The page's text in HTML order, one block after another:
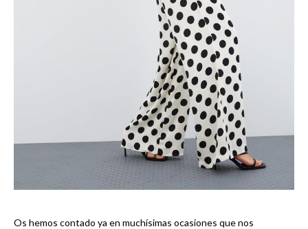
Os hemos contado ya en muchísimas ocasiones que nos